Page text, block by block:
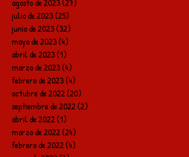
julio de 2023(25)
junio de 2023(32)
mayo de 2023(4)
abril de 2023(1)
marzo de 2023(4)
febrero de 2023(4)
octubre de 2022(20)
septiembre de 2022(2)
abril de 2022(1)
marzo de 2022(24)
febrero de 2022(4)